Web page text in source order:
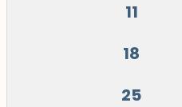
11
18
25